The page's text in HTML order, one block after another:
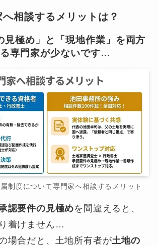
へ相談するメリットは？
見極め」と「現地作業」を両方
専門家が少ないです…
制度について専門家へ相談するメリット
認要件の見極めを間違えると、
着けません…
場合だと、土地所有者が土地の